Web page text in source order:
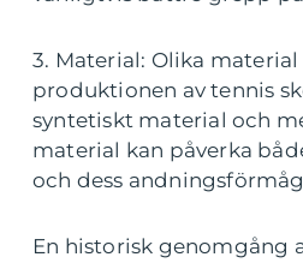
3. Material: Olika material
produktionen av tennis
syntetiskt material och
material kan påverka
och dess
En historisk genomgång